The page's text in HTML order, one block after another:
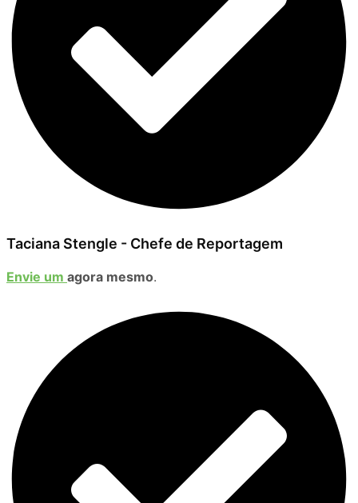
Taciana Stengle - Chefe de Reportagem
Envie um agora mesmo.